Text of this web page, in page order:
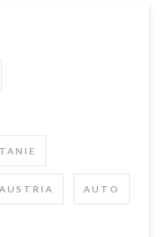
AUSTRIA AUTO